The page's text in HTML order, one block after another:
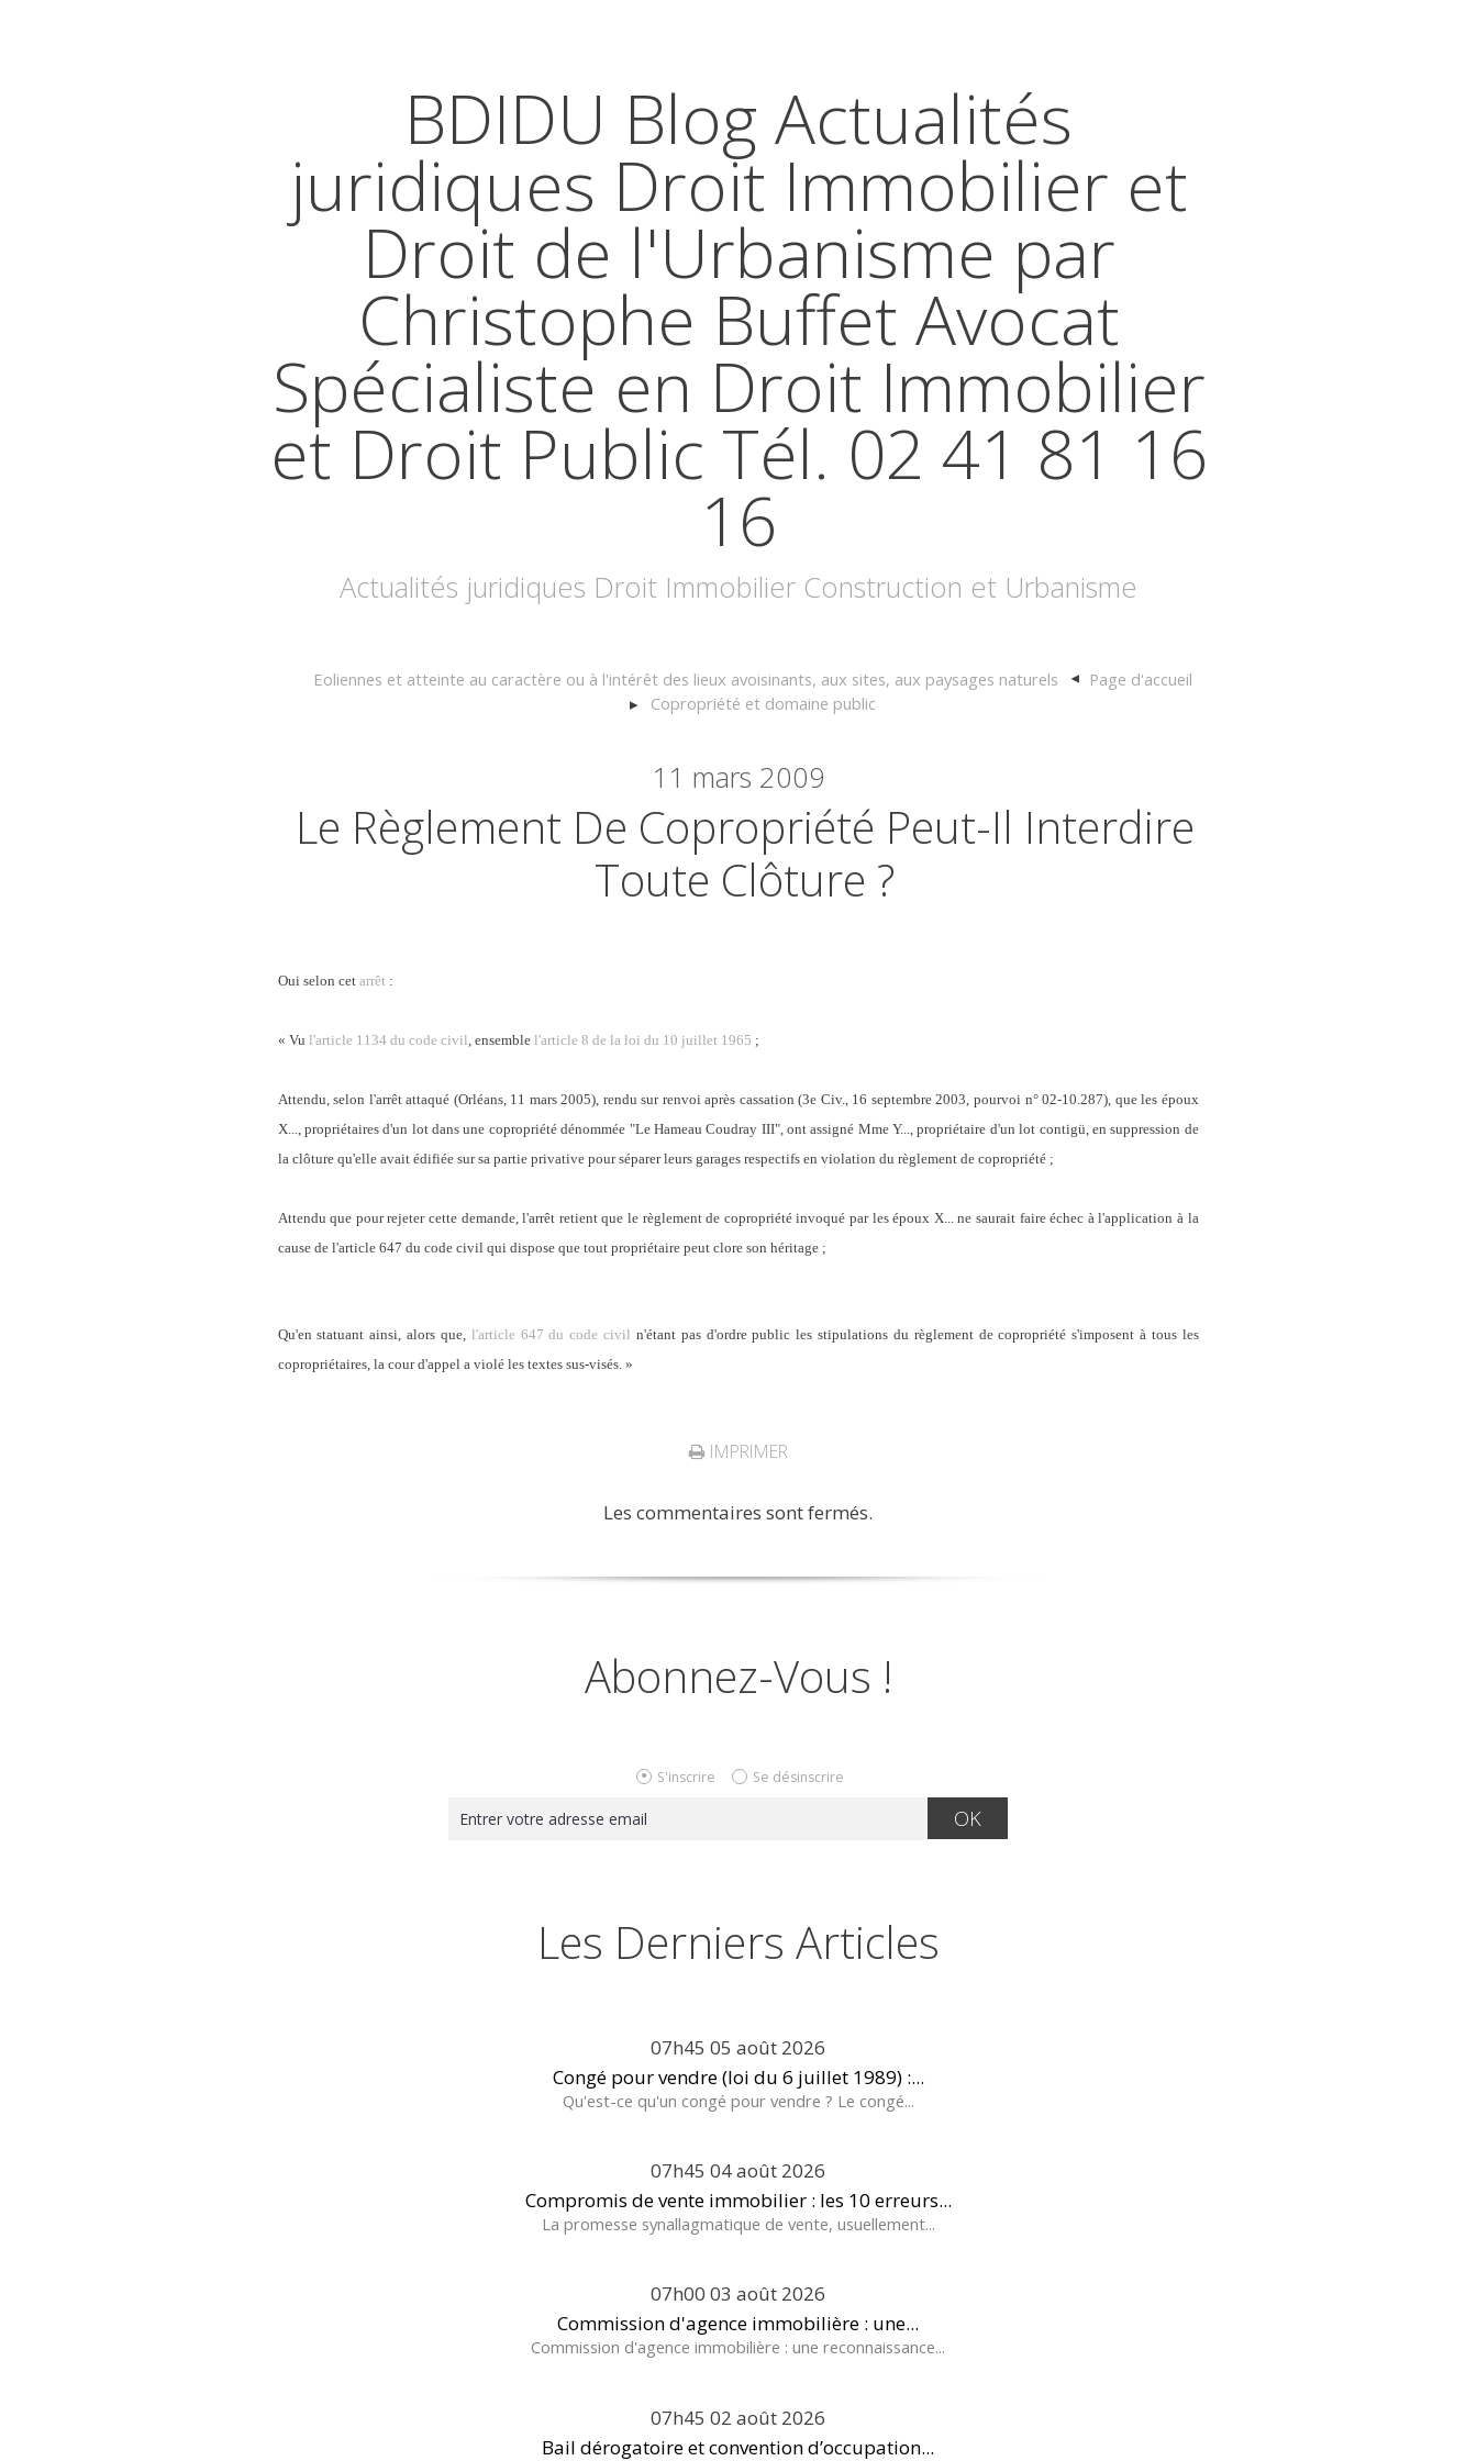
BDIDU Blog Actualités
juridiques Droit Immobilier et
Droit de l'Urbanisme par
Christophe Buffet Avocat
Spécialiste en Droit Immobilier
et Droit Public Tél. 02 41 81 16
16
Actualités juridiques Droit Immobilier Construction et Urbanisme
Eoliennes et atteinte au caractère ou à l'intérêt des lieux avoisinants, aux sites, aux paysages naturels
Page d'accueil
Copropriété et domaine public
11 mars 2009
Le Règlement De Copropriété Peut-Il Interdire
Toute Clôture ?
Oui selon cet arrêt :
« Vu l'article 1134 du code civil, ensemble l'article 8 de la loi du 10 juillet 1965 ;
Attendu, selon l'arrêt attaqué (Orléans, 11 mars 2005), rendu sur renvoi après cassation (3e Civ., 16 septembre 2003, pourvoi n° 02-10.287), que les époux
X..., propriétaires d'un lot dans une copropriété dénommée "Le Hameau Coudray III", ont assigné Mme Y..., propriétaire d'un lot contigü, en suppression de
la clôture qu'elle avait édifiée sur sa partie privative pour séparer leurs garages respectifs en violation du règlement de copropriété ;
Attendu que pour rejeter cette demande, l'arrêt retient que le règlement de copropriété invoqué par les époux X... ne saurait faire échec à l'application à la
cause de l'article 647 du code civil qui dispose que tout propriétaire peut clore son héritage ;
Qu'en statuant ainsi, alors que, l'article 647 du code civil n'étant pas d'ordre public les stipulations du règlement de copropriété s'imposent à tous les
copropriétaires, la cour d'appel a violé les textes sus-visés. »
IMPRIMER
Les commentaires sont fermés.
Abonnez-Vous !
S'inscrire Se désinscrire
Les Derniers Articles
07h45 05 août 2026
Congé pour vendre (loi du 6 juillet 1989) :...
Qu'est-ce qu'un congé pour vendre ? Le congé...
07h45 04août 2026
Compromis de vente immobilier : les 10 erreurs...
La promesse synallagmatique de vente, usuellement...
07h00 03 août 2026
Commission d'agence immobilière : une...
Commission d'agence immobilière : une reconnaissance...
07h45 02 août 2026
Bail dérogatoire et convention d’occupation...